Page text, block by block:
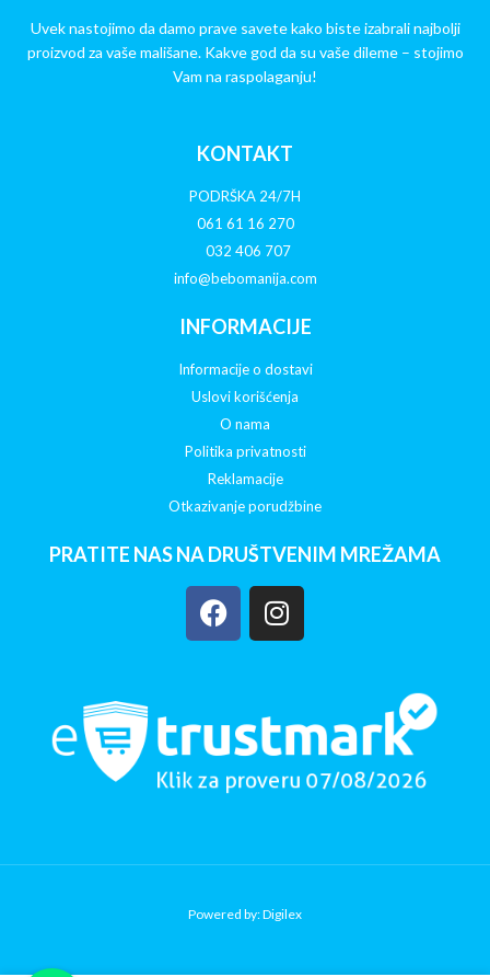
Uvek nastojimo da damo prave savete kako biste izabrali najbolji
proizvod za vaše mališane. Kakve god da su vaše dileme – stojimo
Vam na raspolaganju!
KONTAKT
PODRŠKA 24/7H
061 61 16 270
032 406 707
info@bebomanija.com
INFORMACIJE
Informacije o dostavi
Uslovi korišćenja
O nama
Politika privatnosti
Reklamacije
Otkazivanje porudžbine
PRATITE NAS NA DRUŠTVENIM MREŽAMA
Powered by: Digilex